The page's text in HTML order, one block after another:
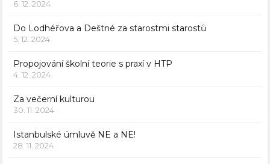
6. 12. 2024
Do Lodhéřova a Deštné za starostmi starostů
5. 12. 2024
Propojování školní teorie s praxí v HTP
4. 12. 2024
Za večerní kulturou
30. 11. 2024
Istanbulské úmluvě NE a NE!
28. 11. 2024